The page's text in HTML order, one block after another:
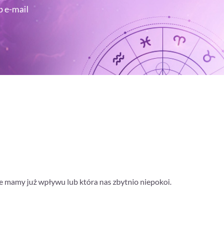
e-mail
mamy już wpływu lub która nas zbytnio niepokoi.